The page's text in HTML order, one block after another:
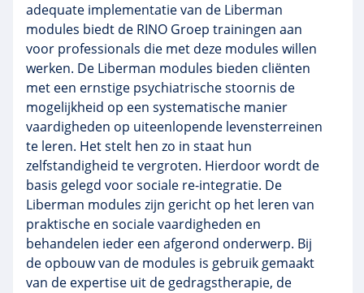
adequate implementatie van de Liberman
modules biedt de RINO Groep trainingen aan
voor professionals die met deze modules willen
werken. De Liberman modules bieden cliënten
met een ernstige psychiatrische stoornis de
mogelijkheid op een systematische manier
vaardigheden op uiteenlopende levensterreinen
te leren. Het stelt hen zo in staat hun
zelfstandigheid te vergroten. Hierdoor wordt de
basis gelegd voor sociale re-integratie. De
Liberman modules zijn gericht op het leren van
praktische en sociale vaardigheden en
behandelen ieder een afgerond onderwerp. Bij
de opbouw van de modules is gebruik gemaakt
van de expertise uit de gedragstherapie, de